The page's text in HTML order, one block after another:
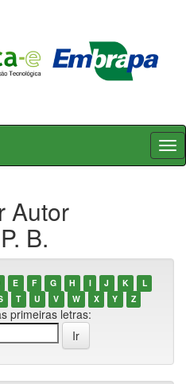
Autor
B.
E F G H I J K
L
T U V W X Y Z
primeiras letras: